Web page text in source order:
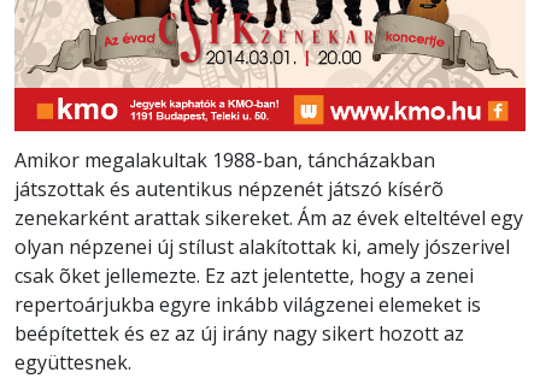
Amikor megalakultak 1988-ban, táncházakban
játszottak és autentikus népzenét játszó kísérõ
zenekarként arattak sikereket. Ám az évek elteltével egy
olyan népzenei új stílust alakítottak ki, amely jószerivel
csak õket jellemezte. Ez azt jelentette, hogy a zenei
repertoárjukba egyre inkább világzenei elemeket is
beépítettek és ez az új irány nagy sikert hozott az
együttesnek.